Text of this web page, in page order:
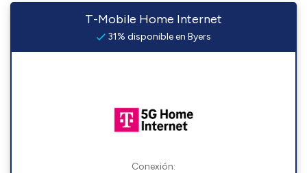
T-Mobile Home Internet
31% disponible en Byers
Conexión: